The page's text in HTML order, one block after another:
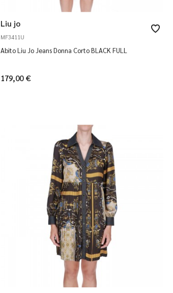
Liu jo
MF3411U
Abito Liu Jo Jeans Donna Corto BLACK FULL
179,00 €